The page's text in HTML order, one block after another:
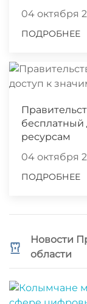
04 октября
ПОДРОБНЕЕ
бесплатный
ресурсам
04 октября
ПОДРОБНЕЕ
Новости
области